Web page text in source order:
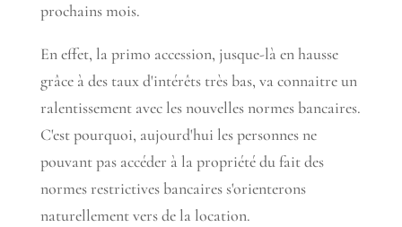
prochains mois.
En effet, la primo accession, jusque-là en hausse
grâce à des taux d'intérêts très bas, va connaitre un
ralentissement avec les nouvelles normes bancaires.
C'est pourquoi, aujourd'hui les personnes ne
pouvant pas accéder à la propriété du fait des
normes restrictives bancaires s'orienterons
naturellement vers de la location.